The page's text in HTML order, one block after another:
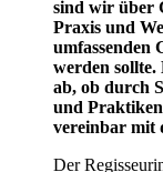
sind wir über
Praxis und
umfassenden
werden
ab, ob durch
und
vereinbar mit
Der